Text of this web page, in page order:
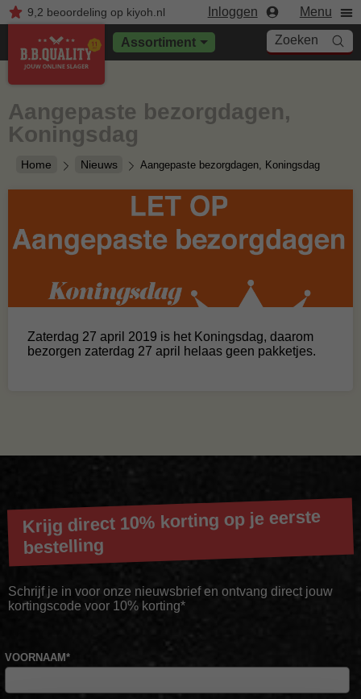
9,2 beoordelingop kiyoh.nl Inloggen Menu
Assortiment Zoeken
Home Nieuws Aangepaste bezorgdagen, Koningsdag
Aangepaste bezorgdagen,
Koningsdag
Zaterdag 27 april 2019 is het Koningsdag, daarom
bezorgen zaterdag 27 april helaas geen pakketjes.
Krijg direct 10% korting op je eerste
bestelling
Schrijf je in voor onze nieuwsbrief en ontvang direct jouw
kortingscode voor 10% korting*
VOORNAAM*